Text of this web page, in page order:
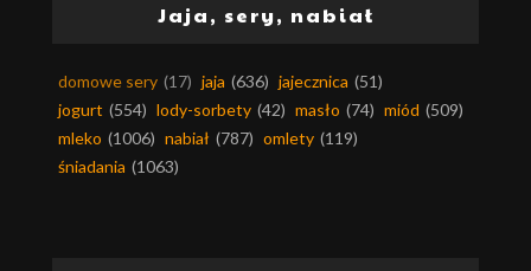
Jaja, sery, nabiał
domowe sery (17) jaja (636) jajecznica (51)
jogurt (554) lody-sorbety (42) masło (74) miód (509)
mleko (1006) nabiał (787) omlety (119)
śniadania (1063)